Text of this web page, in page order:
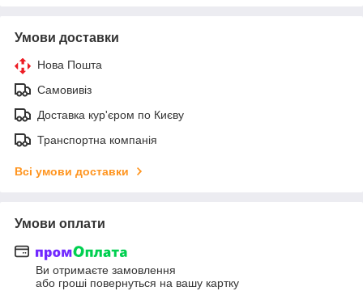
Умови доставки
Нова Пошта
Самовивіз
Доставка кур'єром по Києву
Транспортна компанія
Всі умови доставки
Умови оплати
Ви отримаєте замовлення
або гроші повернуться на вашу картку